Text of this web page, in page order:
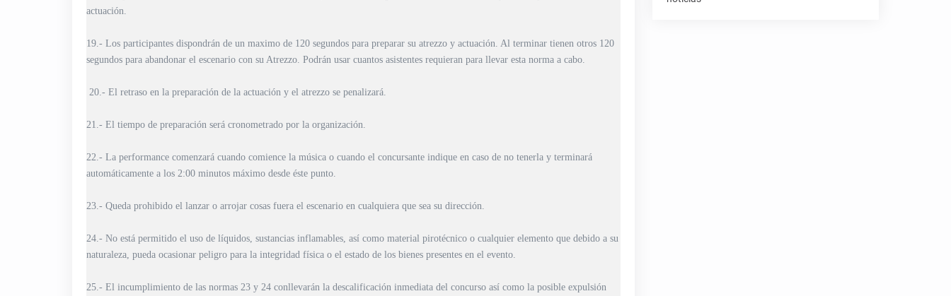
actuación.
19.- Los participantes dispondrán de un maximo de 120 segundos para preparar su atrezzo y actuación. Al terminar tienen otros 120
segundos para abandonar el escenario con su Atrezzo. Podrán usar cuantos asistentes requieran para llevar esta norma a cabo.
20.- El retraso en la preparación de la actuación y el atrezzo se penalizará.
21.- El tiempo de preparación será cronometrado por la organización.
22.- La performance comenzará cuando comience la música o cuando el concursante indique en caso de no tenerla y terminará
automáticamente a los 2:00 minutos máximo desde éste punto.
23.- Queda prohibido el lanzar o arrojar cosas fuera el escenario en cualquiera que sea su dirección.
24.- No está permitido el uso de líquidos, sustancias inflamables, así como material pirotécnico o cualquier elemento que debido a su
naturaleza, pueda ocasionar peligro para la integridad física o el estado de los bienes presentes en el evento.
25.- El incumplimiento de las normas 23 y 24 conllevarán la descalificación inmediata del concurso así como la posible expulsión